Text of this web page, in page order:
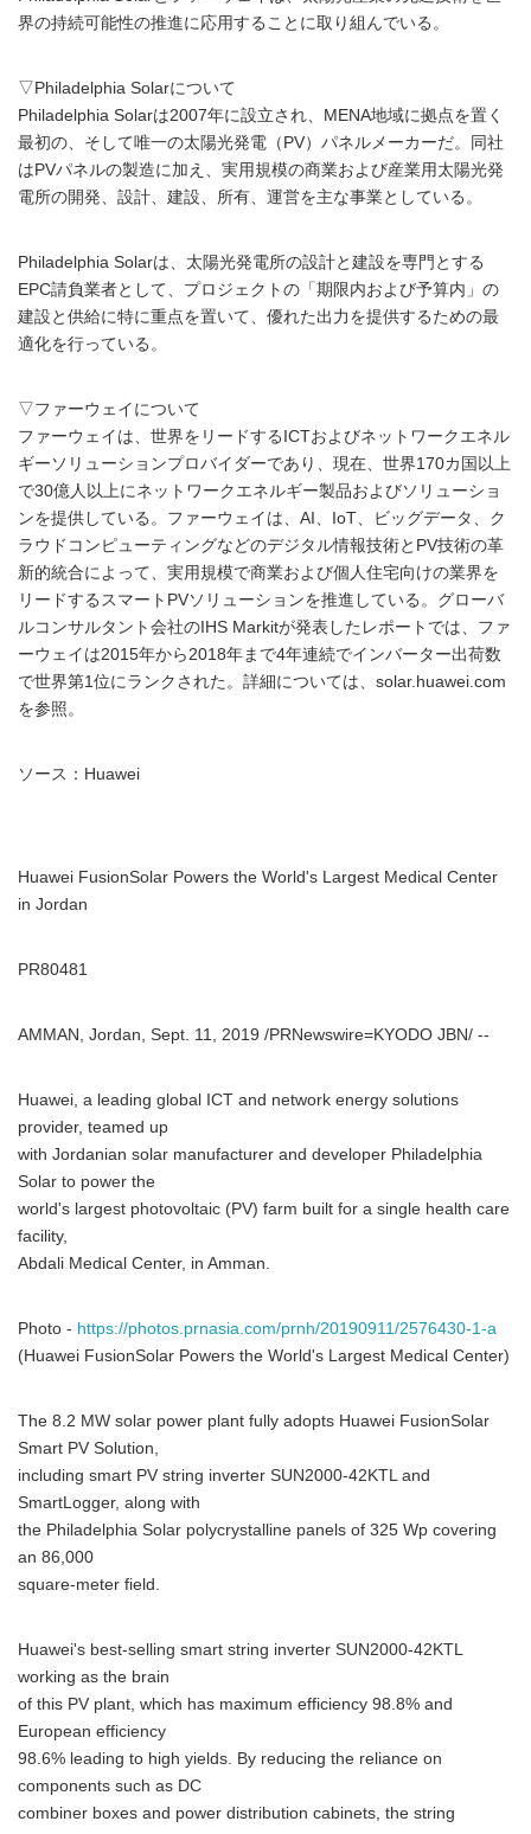
界の持続可能性の推進に応用することに取り組んでいる。
▽Philadelphia Solarについて
Philadelphia Solarは2007年に設立され、MENA地域に拠点を置く
最初の、そして唯一の太陽光発電（PV）パネルメーカーだ。同社
はPVパネルの製造に加え、実用規模の商業および産業用太陽光発
電所の開発、設計、建設、所有、運営を主な事業としている。
Philadelphia Solarは、太陽光発電所の設計と建設を専門とする
EPC請負業者として、プロジェクトの「期限内および予算内」の
建設と供給に特に重点を置いて、優れた出力を提供するための最
適化を行っている。
▽ファーウェイについて
ファーウェイは、世界をリードするICTおよびネットワークエネル
ギーソリューションプロバイダーであり、現在、世界170カ国以上
で30億人以上にネットワークエネルギー製品およびソリューショ
ンを提供している。ファーウェイは、AI、IoT、ビッグデータ、ク
ラウドコンピューティングなどのデジタル情報技術とPV技術の革
新的統合によって、実用規模で商業および個人住宅向けの業界を
リードするスマートPVソリューションを推進している。グローバ
ルコンサルタント会社のIHS Markitが発表したレポートでは、ファ
ーウェイは2015年から2018年まで4年連続でインバーター出荷数
で世界第1位にランクされた。詳細については、solar.huawei.com
を参照。
ソース：Huawei
Huawei FusionSolar Powers the World's Largest Medical Center
in Jordan
PR80481
AMMAN, Jordan, Sept. 11, 2019 /PRNewswire=KYODO JBN/ --
Huawei, a leading global ICT and network energy solutions
provider, teamed up
with Jordanian solar manufacturer and developer Philadelphia
Solar to power the
world's largest photovoltaic (PV) farm built for a single health care
facility,
Abdali Medical Center, in Amman.
Photo - https://photos.prnasia.com/prnh/20190911/2576430-1-a
(Huawei FusionSolar Powers the World's Largest Medical Center)
The 8.2 MW solar power plant fully adopts Huawei FusionSolar
Smart PV Solution,
including smart PV string inverter SUN2000-42KTL and
SmartLogger, along with
the Philadelphia Solar polycrystalline panels of 325 Wp covering
an 86,000
square-meter field.
Huawei's best-selling smart string inverter SUN2000-42KTL
working as the brain
of this PV plant, which has maximum efficiency 98.8% and
European efficiency
98.6% leading to high yields. By reducing the reliance on
components such as DC
combiner boxes and power distribution cabinets, the string